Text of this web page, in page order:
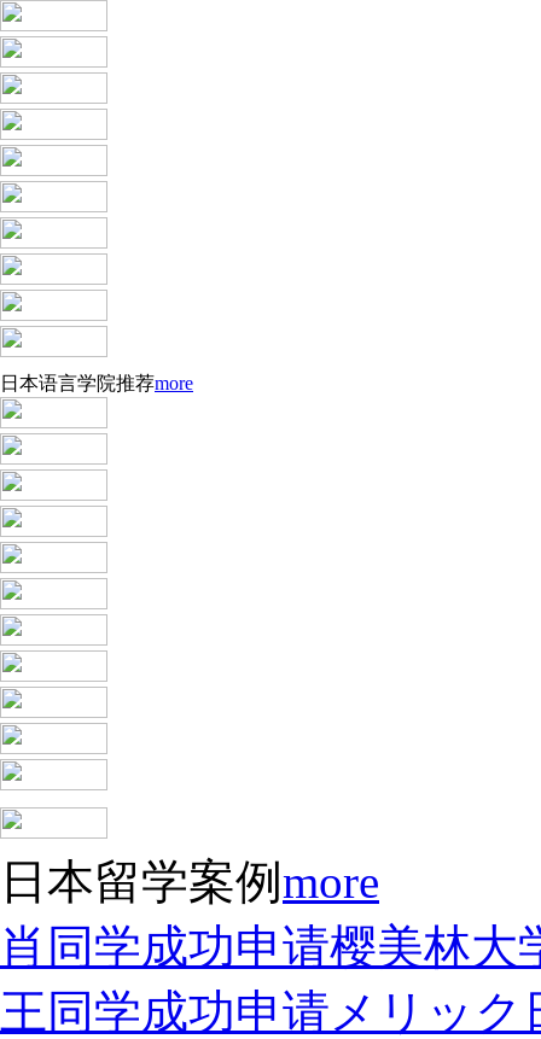
日本语言学院推荐more
日本留学案例 more
肖同学成功申请樱美林大
王同学成功申请メリック